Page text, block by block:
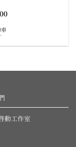
動工作室